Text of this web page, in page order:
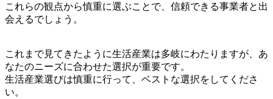
これらの観点から慎重に選ぶことで、信頼できる事業者と出
会えるでしょう。
これまで見てきたように生活産業は多岐にわたりますが、あ
なたのニーズに合わせた選択が重要です。
生活産業選びは慎重に行って、ベストな選択をしてくださ
い。